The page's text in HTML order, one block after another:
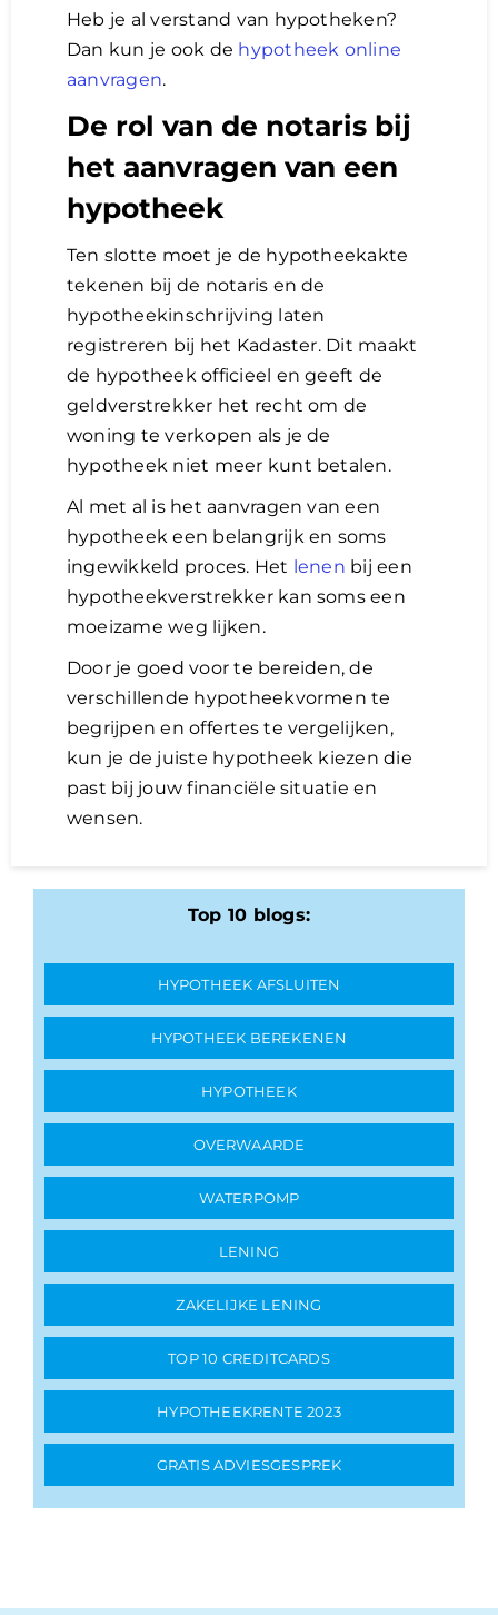
Heb je al verstand van hypotheken?
Dan kun je ook de hypotheek online
aanvragen.
De rol van de notaris bij
het aanvragen van een
hypotheek
Ten slotte moet je de hypotheekakte
tekenen bij de notaris en de
hypotheekinschrijving laten
registreren bij het Kadaster. Dit maakt
de hypotheek officieel en geeft de
geldverstrekker het recht om de
woning te verkopen als je de
hypotheek niet meer kunt betalen.
Al met al is het aanvragen van een
hypotheek een belangrijk en soms
ingewikkeld proces. Het lenen bij een
hypotheekverstrekker kan soms een
moeizame weg lijken.
Door je goed voor te bereiden, de
verschillende hypotheekvormen te
begrijpen en offertes te vergelijken,
kun je de juiste hypotheek kiezen die
past bij jouw financiële situatie en
wensen.
Top 10 blogs:
HYPOTHEEK AFSLUITEN
HYPOTHEEK BEREKENEN
HYPOTHEEK
OVERWAARDE
WATERPOMP
LENING
ZAKELIJKE LENING
TOP 10 CREDITCARDS
HYPOTHEEKRENTE 2023
GRATIS ADVIESGESPREK